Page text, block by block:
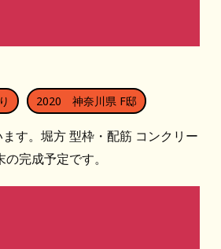
2020 神奈川県 F邸
す。堀方 型枠・配筋 コンクリー
完成予定です。